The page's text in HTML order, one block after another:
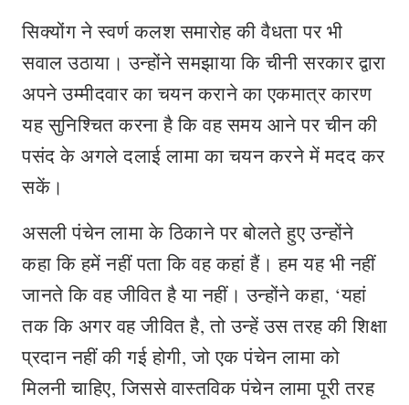
सिक्योंग ने स्वर्ण कलश समारोह की वैधता पर भी
सवाल उठाया। उन्होंने समझाया कि चीनी सरकार द्वारा
अपने उम्मीदवार का चयन कराने का एकमात्र कारण
यह सुनिश्चित करना है कि वह समय आने पर चीन की
पसंद के अगले दलाई लामा का चयन करने में मदद कर
सकें।
असली पंचेन लामा के ठिकाने पर बोलते हुए उन्होंने
कहा कि हमें नहीं पता कि वह कहां हैं। हम यह भी नहीं
जानते कि वह जीवित है या नहीं। उन्होंने कहा, ‘यहां
तक कि अगर वह जीवित है, तो उन्हें उस तरह की शिक्षा
प्रदान नहीं की गई होगी, जो एक पंचेन लामा को
मिलनी चाहिए, जिससे वास्तविक पंचेन लामा पूरी तरह